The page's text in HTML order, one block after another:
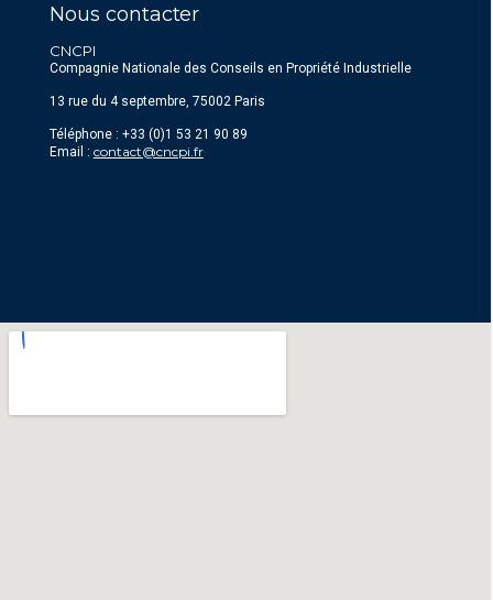
Nous contacter
CNCPI
Compagnie Nationale des Conseils en Propriété Industrielle
13 rue du 4 septembre, 75002 Paris
Téléphone : +33 (0)1 53 21 90 89
Email : contact@cncpi.fr